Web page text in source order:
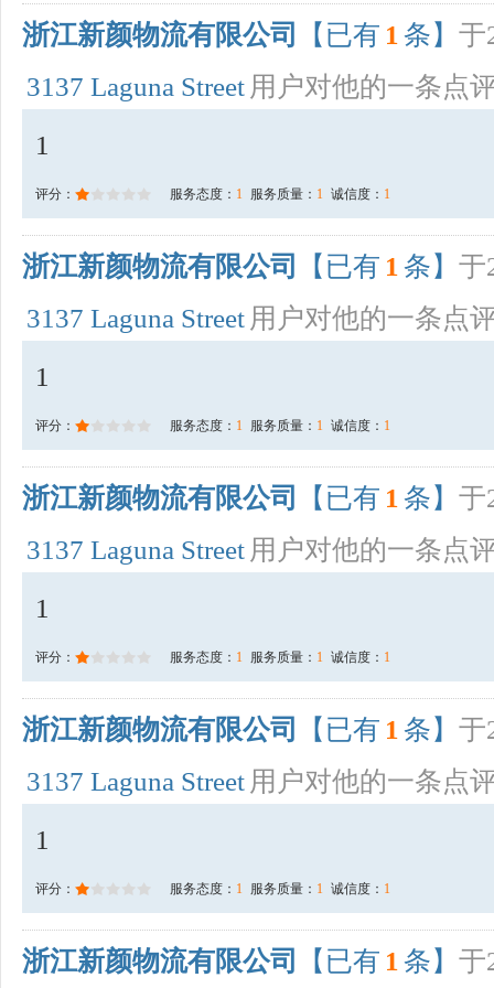
浙江新颜物流有限公司 【已有 1 条】 于
3137 Laguna Street 用户对他的一条点
1
评分： 服务态度： 1 服务质量： 1 诚信度： 1
浙江新颜物流有限公司 【已有 1 条】 于
3137 Laguna Street 用户对他的一条点
1
评分： 服务态度： 1 服务质量： 1 诚信度： 1
浙江新颜物流有限公司 【已有 1 条】 于
3137 Laguna Street 用户对他的一条点
1
评分： 服务态度： 1 服务质量： 1 诚信度： 1
浙江新颜物流有限公司 【已有 1 条】 于
3137 Laguna Street 用户对他的一条点
1
评分： 服务态度： 1 服务质量： 1 诚信度： 1
浙江新颜物流有限公司 【已有 1 条】 于